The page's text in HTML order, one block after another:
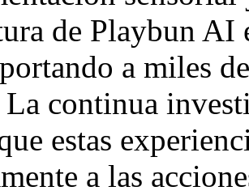
de Playbun AI
a miles
continua
estas
a las